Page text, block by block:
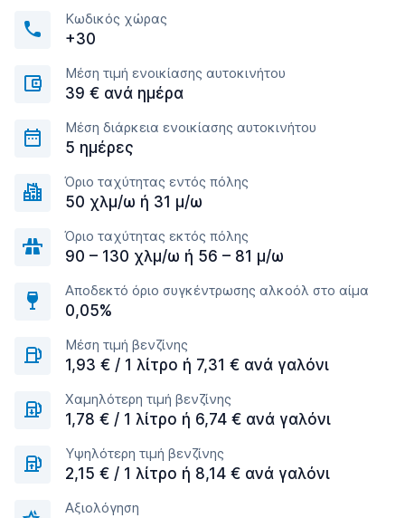
Κωδικός χώρας
+30
Μέση τιμή ενοικίασης αυτοκινήτου
39 € ανά ημέρα
Μέση διάρκεια ενοικίασης αυτοκινήτου
5 ημέρες
Όριο ταχύτητας εντός πόλης
50 χλμ/ω ή 31 μ/ω
Όριο ταχύτητας εκτός πόλης
90 – 130 χλμ/ω ή 56 – 81 μ/ω
Αποδεκτό όριο συγκέντρωσης αλκοόλ στο αίμα
0,05%
Μέση τιμή βενζίνης
1,93 € / 1 λίτρο ή 7,31 € ανά γαλόνι
Χαμηλότερη τιμή βενζίνης
1,78 € / 1 λίτρο ή 6,74 € ανά γαλόνι
Υψηλότερη τιμή βενζίνης
2,15 € / 1 λίτρο ή 8,14 € ανά γαλόνι
Αξιολόγηση